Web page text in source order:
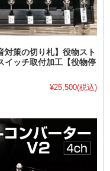
対策の切り札】役物スト
イッチ取付加工【役物停
¥25,500(税込)